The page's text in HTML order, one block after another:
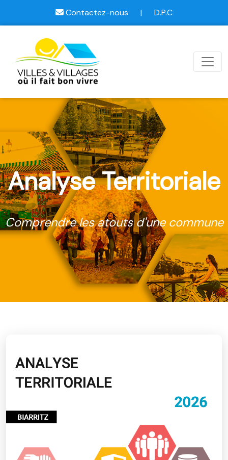
Contactez-nous | D.P.C
Analyse Territoriale
Comprendre les atouts d'une commune